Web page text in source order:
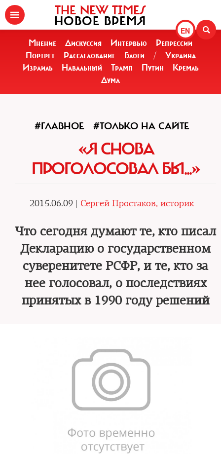
EN
THE NEW TIMES
НОВОЕ ВРЕМЯ
Мнение Дискуссия Интервью
Репрессии
Портрет
Расследование Блоги /
Украина
Израиль
Навальный Трамп Путин
Кремль
Дума
#ГЛАВНОЕ #ТОЛЬКО НА САЙТЕ
«Я СНОВА
ПРОГОЛОСОВАЛ БЫ...»
2015.06.09 | Сергей Простаков, историк
Что сегодня думают те, кто писал
Декларацию о государственном
суверенитете РСФР, и те, кто за
нее голосовал, о последствиях
принятых в 1990 году решений